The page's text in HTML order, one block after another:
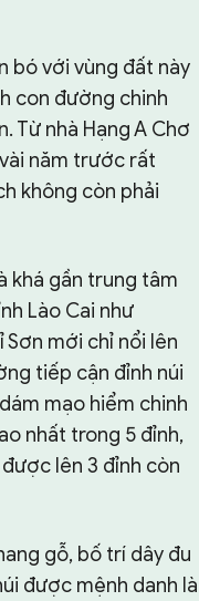
bó với vùng đất này
con đường chinh
Từ nhà Hạng A Chơ
năm trước rất
không còn phải
khá gần trung tâm
Lào Cai như
Sơn mới chỉ nổi lên
tiếp cận đỉnh núi
mạo hiểm chinh
nhất trong 5 đỉnh,
lên 3 đỉnh còn
gỗ, bố trí dây đu
được mệnh danh là